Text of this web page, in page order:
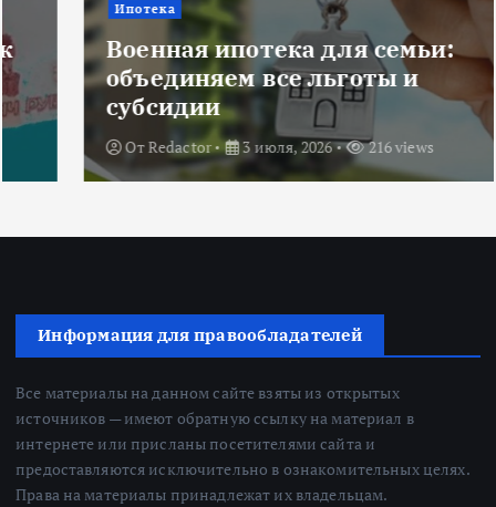
Ипотека
Военная ипотека для семьи:
объединяем все льготы и
субсидии
Redactor 3 июля, 2026 216 views
Информация для правообладателей
Все материалы на данном сайте взяты из открытых
источников — имеют обратную ссылку на материал в
интернете или присланы посетителями сайта и
предоставляются исключительно в ознакомительных целях.
Права на материалы принадлежат их владельцам.